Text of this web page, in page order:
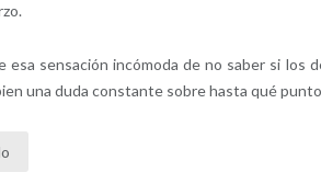
esa sensación incómoda de no saber si
una duda constante sobre hasta qué